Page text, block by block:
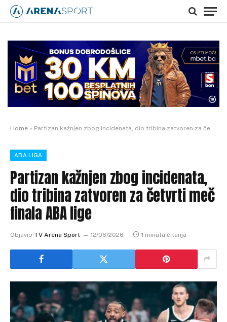
Home » Partizan kažnjen zbog incidenata, dio tribina zatvoren za četvrti meč finala ABA lige
ABA LIGA
Partizan kažnjen zbog incidenata,
dio tribina zatvoren za četvrti meč
finala ABA lige
Objavio TV Arena Sport 12/06/2026 1 minuta čitanja